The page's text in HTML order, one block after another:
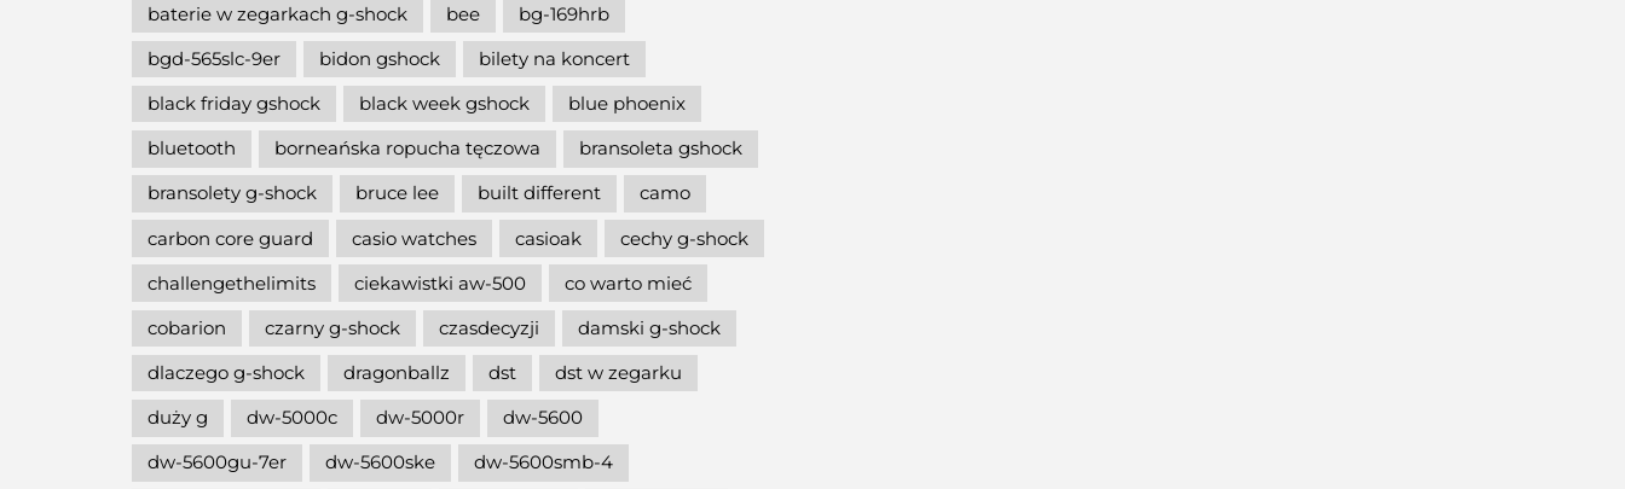
baterie w zegarkach g-shock
bee
bg-169hrb
bgd-565slc-9er
bidon gshock
bilety na koncert
black friday gshock
black week gshock
blue phoenix
bluetooth
borneańska ropucha tęczowa
bransoleta gshock
bransolety g-shock
bruce lee built different
camo
carbon core guard
casio watches casioak
cechy g-shock
challengethelimits
ciekawistki aw-500
co warto mieć
cobarion
czarny g-shock czasdecyzji
damski g-shock
dlaczego g-shock
dragonballz dst
dst w zegarku
duży g
dw-5000c dw-5000r
dw-5600
dw-5600gu-7er
dw-5600ske
dw-5600smb-4